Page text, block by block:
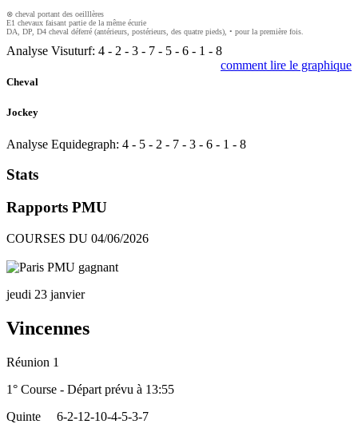
⊗ cheval portant des oeilllères
E1 chevaux faisant partie de la même écurie
DA, DP, D4 cheval déferré (antérieurs, postérieurs, des quatre pieds), • pour la première fois.
Analyse Visuturf: 4 - 2 - 3 - 7 - 5 - 6 - 1 - 8
comment lire le graphique
Cheval
Jockey
Analyse Equidegraph: 4 - 5 - 2 - 7 - 3 - 6 - 1 - 8
Stats
Rapports PMU
COURSES DU 04/06/2026
jeudi 23 janvier
Vincennes
Réunion 1
1° Course - Départ prévu à 13:55
Quinte
6-2-12-10-4-5-3-7